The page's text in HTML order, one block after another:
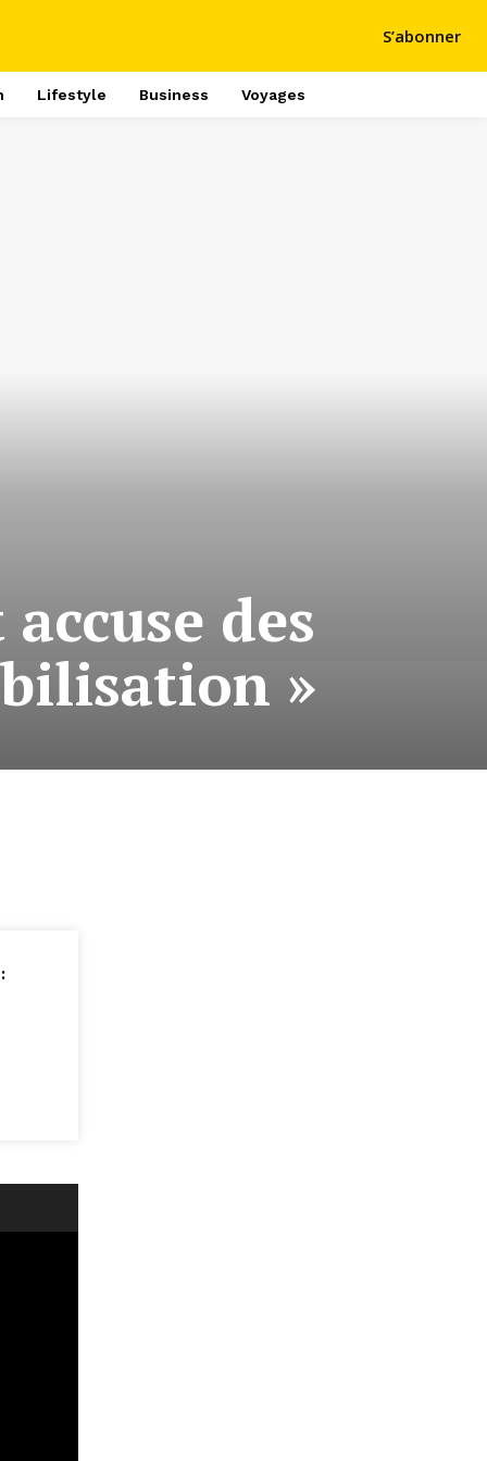
S’abonner
Lifestyle Business Voyages
des
»